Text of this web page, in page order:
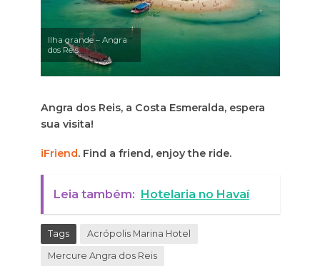
Ilha grande – Angra
dos Reis
Angra dos Reis, a Costa Esmeralda, espera
sua visita!
iFriend. Find a friend, enjoy the ride.
Leia também: Hotelaria no Havaí
Tags Acrópolis Marina Hotel
Mercure Angra dos Reis